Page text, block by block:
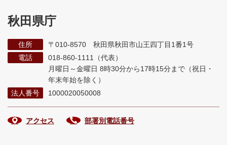
秋田県庁
住所
〒010-8570 秋田県秋田市山王四丁目1番1号
電話
018-860-1111（代表）
月曜日～金曜日 8時30分から17時15分まで （祝日・
年末年始を除く）
法人番号
1000020050008
アクセス 部署別電話番号